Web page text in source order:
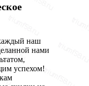
наш
нами
успехом!